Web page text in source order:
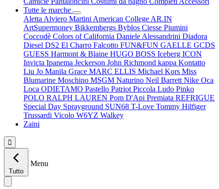
Tutte le marche
Aletta Alviero Martini American College AR.IN
ArtSupermoney Bikkembergs Byblos Ciesse Piumini
Coccodè Colors of California Daniele Alessandrini Diadora
Diesel DS2 El Charro Falcotto FUN&FUN GAELLE GCDS
GUESS Harmont & Blaine HUGO BOSS Iceberg ICON
Invicta Ipanema Jeckerson John Richmond kappa Kontatto
Liu Jo Manila Grace MARC ELLIS Michael Kors Miss
Blumarine Moschino MSGM Naturino Neil Barrett Nike Oca
Loca ODIETAMO Pastello Patriot Piccola Ludo Pinko
POLO RALPH LAUREN Pom D'Api Premiata REFRIGUE
Special Day Sprayground SUN68 T-Love Tommy Hilfiger
Trussardi Vicolo W6YZ Walkey
Zaini

Tutto
Menu